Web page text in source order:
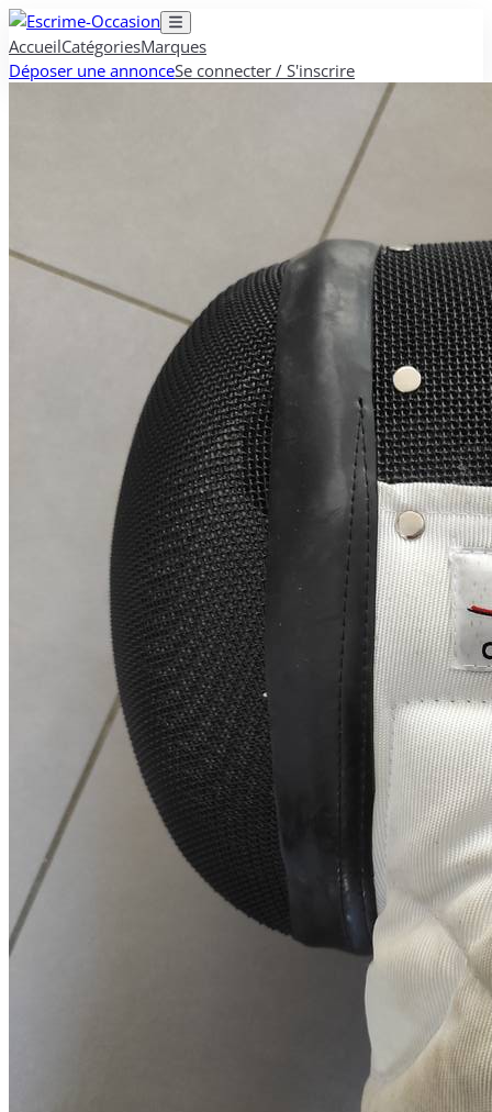
AccueilCatégoriesMarques
Déposer une annonceSe connecter / S'inscrire